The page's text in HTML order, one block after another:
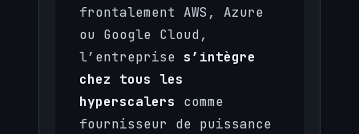
frontalement AWS, Azure
ou Google Cloud,
l’entreprise s’intègre
chez tous les
hyperscalers comme
fournisseur de puissance